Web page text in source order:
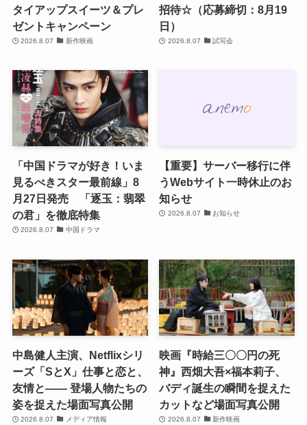
タイアップスイーツ＆プレ
ゼントキャンペーン
2026.8.07 新作映画
招待☆（応募締切：8月19
日）
2026.8.07 試写会
「中国ドラマが好き！いま
見るべきスター最前線」8
月27日発売 「逐玉：翡翠
の君」を徹底特集
2026.8.07 中国ドラマ
【重要】サーバー移行に伴
うWebサイト一時休止のお
知らせ
2026.8.07 お知らせ
中島健人主演、Netflixシリ
ーズ「SとX」仕事と恋と、
友情と―― 登場人物たちの
姿を捉えた場面写真公開
2026.8.07 メディア情報
映画『時給三〇〇円の死
神』西畑大吾×福本莉子、
バディ誕生の瞬間を捉えた
カットなど場面写真公開
2026.8.07 新作映画